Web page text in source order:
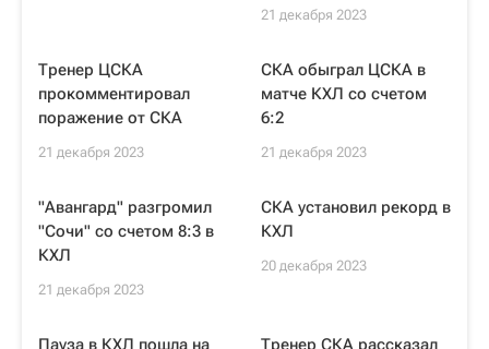
21 декабря 2023
Тренер ЦСКА
прокомментировал
поражение от СКА
21 декабря 2023
СКА обыграл ЦСКА в
матче КХЛ со счетом
6:2
21 декабря 2023
"Авангард" разгромил
"Сочи" со счетом 8:3 в
КХЛ
21 декабря 2023
СКА установил рекорд в
КХЛ
20 декабря 2023
Пауза в КХЛ пошла на
Тренер СКА рассказал